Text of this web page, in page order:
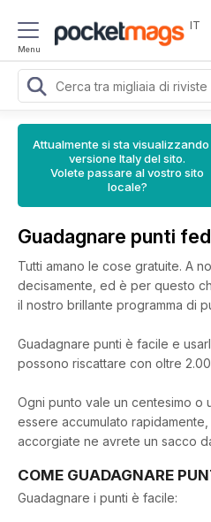
Menu
IT
Attualmente si sta visualizzando
versione Italy del sito.
Volete passare al vostro sito
locale?
Guadagnare punti
Tutti amano le cose gratuite. A
decisamente, ed è per questo
il nostro brillante programma di
Guadagnare punti è facile e
possono riscattare con oltre
Ogni punto vale un centesimo o
essere accumulato
accorgiate ne avrete un sacco
COME GUADAGNARE
Guadagnare i punti è facile: